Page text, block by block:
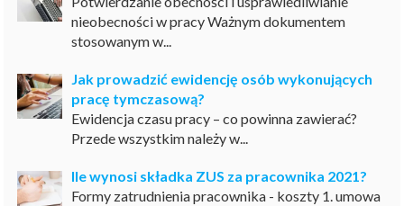
nieobecności w pracy Ważnym dokumentem
stosowanym w...
Jak prowadzić ewidencję osób wykonujących
pracę tymczasową?
Ewidencja czasu pracy – co powinna zawierać?
Przede wszystkim należy w...
Ile wynosi składka ZUS za pracownika 2021?
Formy zatrudnienia pracownika - koszty 1. umowa